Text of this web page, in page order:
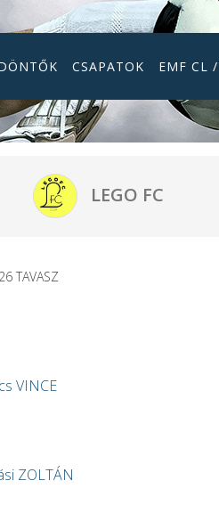
CSAPATOK EMF CL
LEGO FC
TAVASZ
VINCE
ZOLTÁN